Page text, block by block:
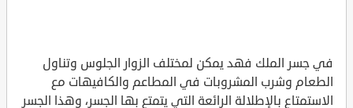
في جسر الملك فهد يمكن لمختلف الزوار الجلوس وتناول
الطعام وشرب المشروبات في المطاعم والكافيهات مع
الاستمتاع بالإطلالة الرائعة التي يتمتع بها الجسر، وهذا الجسر